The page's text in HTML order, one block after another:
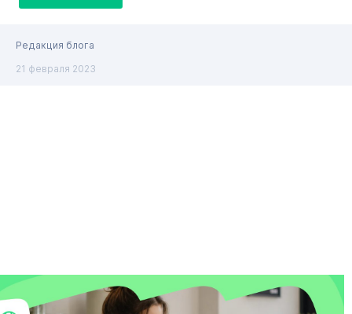
Редакция блога
21 февраля 2023